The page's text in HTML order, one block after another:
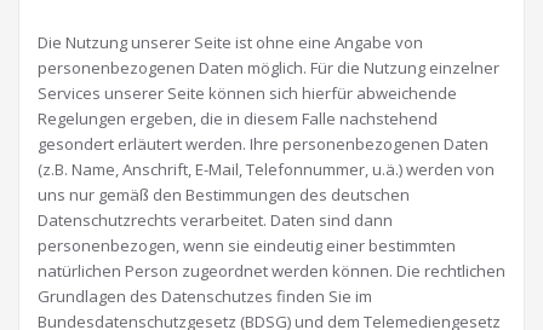
Die Nutzung unserer Seite ist ohne eine Angabe von
personenbezogenen Daten möglich. Für die Nutzung einzelner
Services unserer Seite können sich hierfür abweichende
Regelungen ergeben, die in diesem Falle nachstehend
gesondert erläutert werden. Ihre personenbezogenen Daten
(z.B. Name, Anschrift, E-Mail, Telefonnummer, u.ä.) werden von
uns nur gemäß den Bestimmungen des deutschen
Datenschutzrechts verarbeitet. Daten sind dann
personenbezogen, wenn sie eindeutig einer bestimmten
natürlichen Person zugeordnet werden können. Die rechtlichen
Grundlagen des Datenschutzes finden Sie im
Bundesdatenschutzgesetz (BDSG) und dem Telemediengesetz